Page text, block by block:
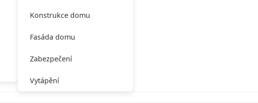
Konstrukce domu
Fasáda domu
Zabezpečení
Vytápění